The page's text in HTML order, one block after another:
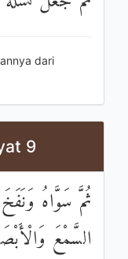
dari
9
ثُمَّ سَوَّاهُ
السَّمْعَ